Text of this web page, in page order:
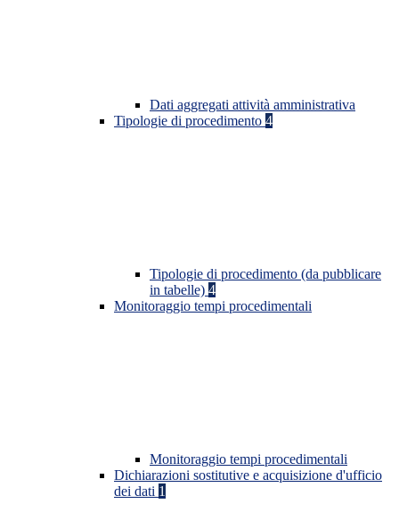
Dati aggregati attività amministrativa
Tipologie di procedimento 4
Tipologie di procedimento (da pubblicare
in tabelle) 4
Monitoraggio tempi procedimentali
Monitoraggio tempi procedimentali
Dichiarazioni sostitutive e acquisizione d'ufficio
dei dati 1